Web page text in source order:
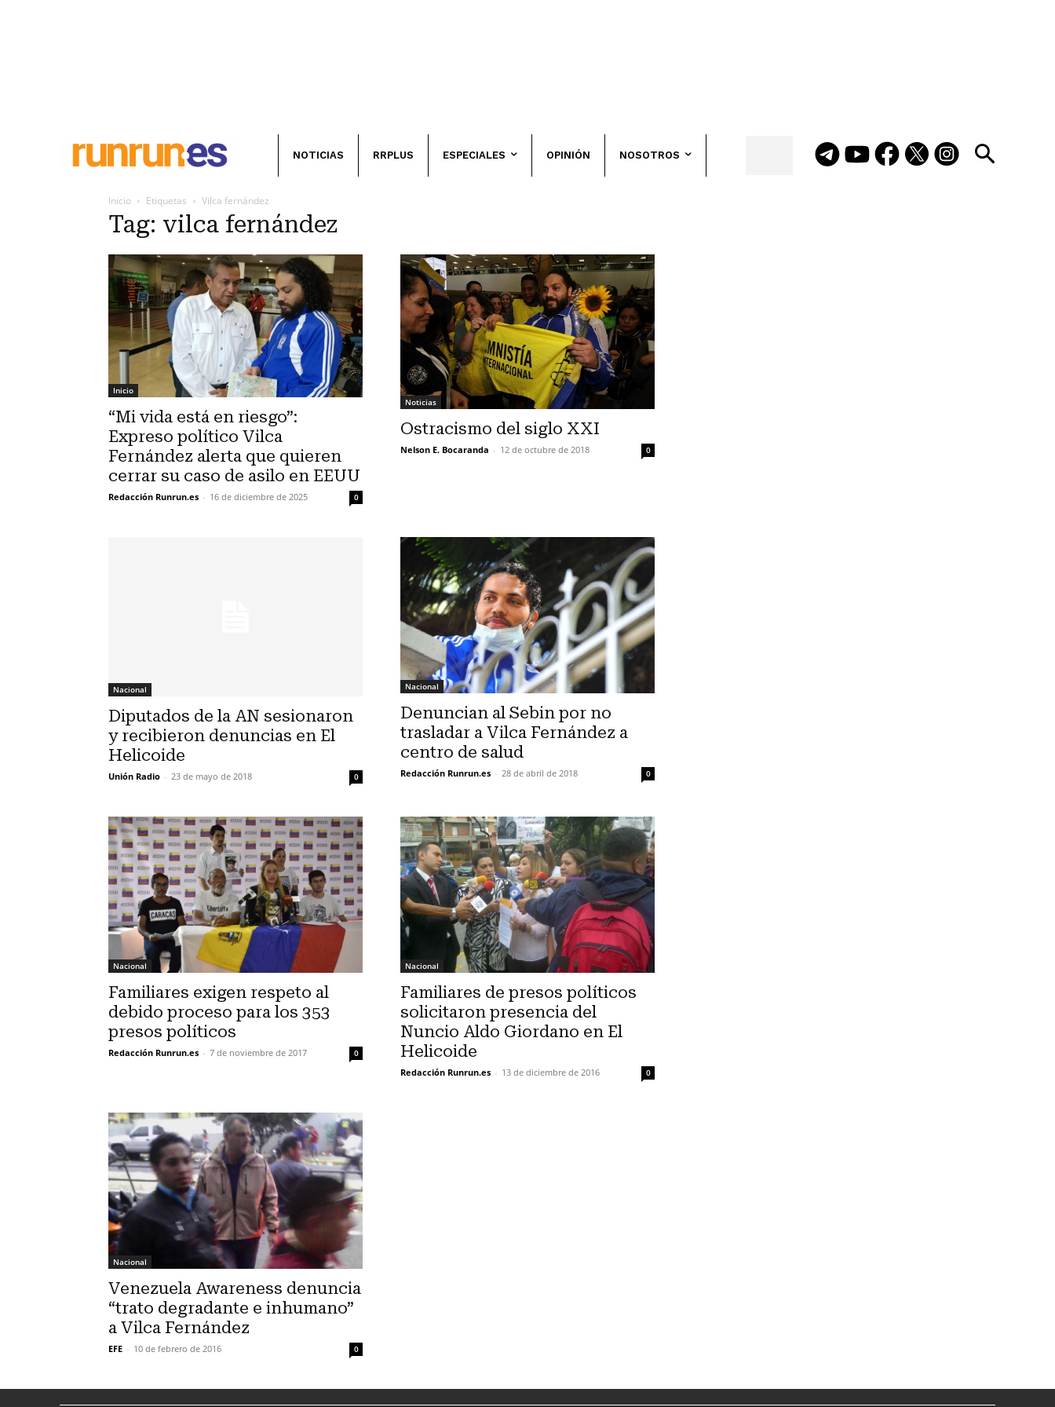
NOTICIAS RRPLUS ESPECIALES OPINIÓN NOSOTROS
Inicio Etiquetas Vilca fernández
Tag: vilca fernández
Inicio
“Mi vida está en riesgo”:
Expreso político Vilca
Fernández alerta que quieren
cerrar su caso de asilo en EEUU
Redacción Runrun.es - 16 de diciembre de 2025 0
Noticias
Ostracismo del siglo XXI
Nelson E. Bocaranda - 12 de octubre de 2018 0
Nacional
Diputados de la AN sesionaron
y recibieron denuncias en El
Helicoide
Unión Radio - 23 de mayo de 2018 0
Nacional
Denuncian al Sebin por no
trasladar a Vilca Fernández a
centro de salud
Redacción Runrun.es - 28 de abril de 2018 0
Nacional
Familiares exigen respeto al
debido proceso para los 353
presos políticos
Redacción Runrun.es - 7 de noviembre de 2017 0
Nacional
Familiares de presos políticos
solicitaron presencia del
Nuncio Aldo Giordano en El
Helicoide
Redacción Runrun.es - 13 de diciembre de 2016 0
Nacional
Venezuela Awareness denuncia
“trato degradante e inhumano”
a Vilca Fernández
EFE - 10 de febrero de 2016 0